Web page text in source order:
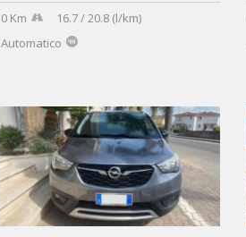
0 Km
16.7 / 20.8 (l/km)
Automatico